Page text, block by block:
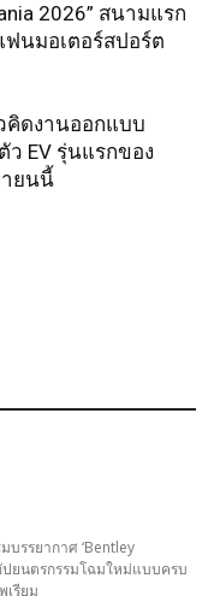
2026” สนามแรก
นมอเตอร์สปอร์ต
คิดงานออกแบบ
ว EV รุ่นแรกของ
ยนนี้